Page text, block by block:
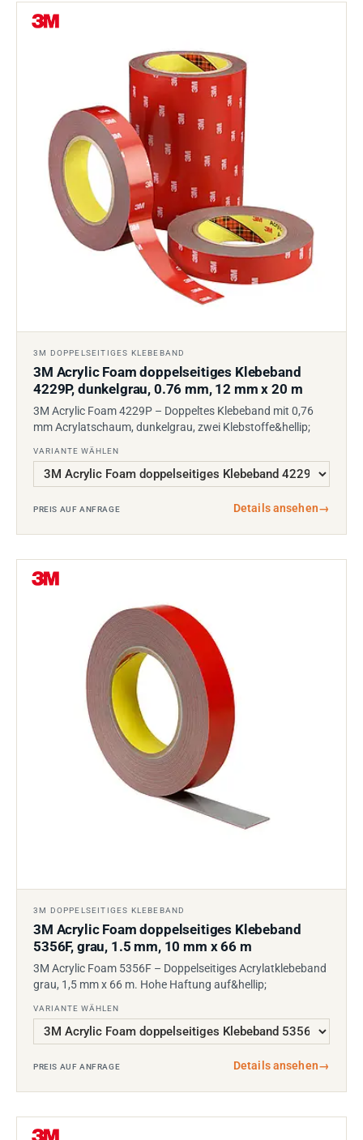
3M DOPPELSEITIGES KLEBEBAND
3M Acrylic Foam doppelseitiges Klebeband
4229P, dunkelgrau, 0.76 mm, 12 mm x 20 m
3M Acrylic Foam 4229P – Doppeltes Klebeband mit 0,76
mm Acrylatschaum, dunkelgrau, zwei Klebstoffe&hellip;
VARIANTE WÄHLEN
PREIS AUF ANFRAGE Details ansehen→
3M DOPPELSEITIGES KLEBEBAND
3M Acrylic Foam doppelseitiges Klebeband
5356F, grau, 1.5 mm, 10 mm x 66 m
3M Acrylic Foam 5356F – Doppelseitiges Acrylatklebeband
grau, 1,5 mm x 66 m. Hohe Haftung auf&hellip;
VARIANTE WÄHLEN
PREIS AUF ANFRAGE Details ansehen→